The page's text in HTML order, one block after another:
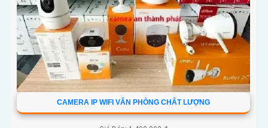
CAMERA IP WIFI VĂN PHÒNG CHẤT LƯỢNG